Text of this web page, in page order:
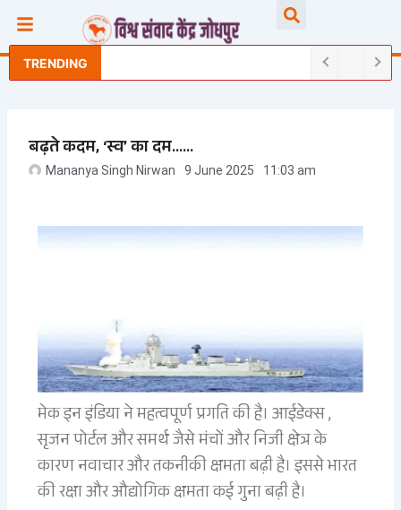
content
TRENDING
बढ़ते कदम, ‘स्व’ का दम……
Mananya Singh Nirwan 9 June 2025 11:03 am
मेक इन इंडिया ने महत्वपूर्ण प्रगति की है। आईडेक्स ,
सृजन पोर्टल और समर्थ जैसे मंचों और निजी क्षेत्र के
कारण नवाचार और तकनीकी क्षमता बढ़ी है। इससे भारत
की रक्षा और औद्योगिक क्षमता कई गुना बढ़ी है।